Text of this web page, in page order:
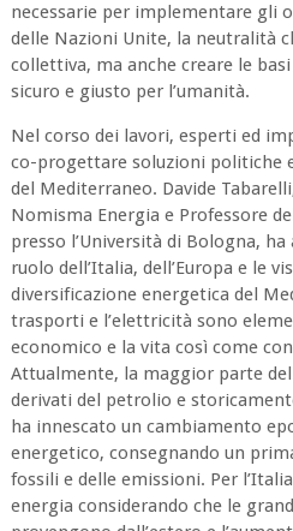
necessarie per implementare gli
delle Nazioni Unite, la neutralità
collettiva, ma anche creare le
sicuro e giusto per l’umanità.
Nel corso dei lavori, esperti ed
co-progettare soluzioni politiche
del Mediterraneo. Davide
Nomisma Energia e Professore
presso l’Università di Bologna,
ruolo dell’Italia, dell’Europa e le
diversificazione energetica del
trasporti e l’elettricità sono
economico e la vita così come
Attualmente, la maggior parte
derivati del petrolio e
ha innescato un cambiamento
energetico, consegnando un
fossili e delle emissioni. Per
energia considerando che le